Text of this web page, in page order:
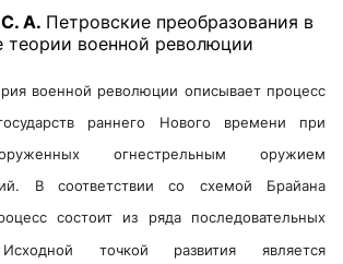
А. Петровские преобразования в
теории военной революции
военной революции описывает процесс
раннего Нового времени при
огнестрельным оружием
В соответствии со схемой Брайана
состоит из ряда последовательных
точкой развития является